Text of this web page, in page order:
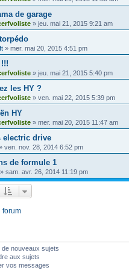
de garage
» jeu. mai 21, 2015 9:21 am
» mer. mai 20, 2015 4:51 pm
» jeu. mai 21, 2015 5:40 pm
les HY ?
» ven. mai 22, 2015 5:39 pm
HY
» mer. mai 20, 2015 11:47 am
electric drive
ven. nov. 28, 2014 6:52 pm
de formule 1
» sam. avr. 26, 2014 11:19 pm
forum
de nouveaux sujets
aux sujets
vos messages